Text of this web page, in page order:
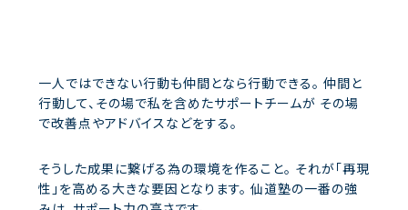
一人ではできない行動も仲間となら行動できる。 仲間と
行動して、その場で私を含めたサポートチームが その場
で改善点やアドバイスなどをする。
そうした成果に繋げる為の環境を作ること。 それが「再現
性」を高める大きな要因となります。 仙道塾の一番の強